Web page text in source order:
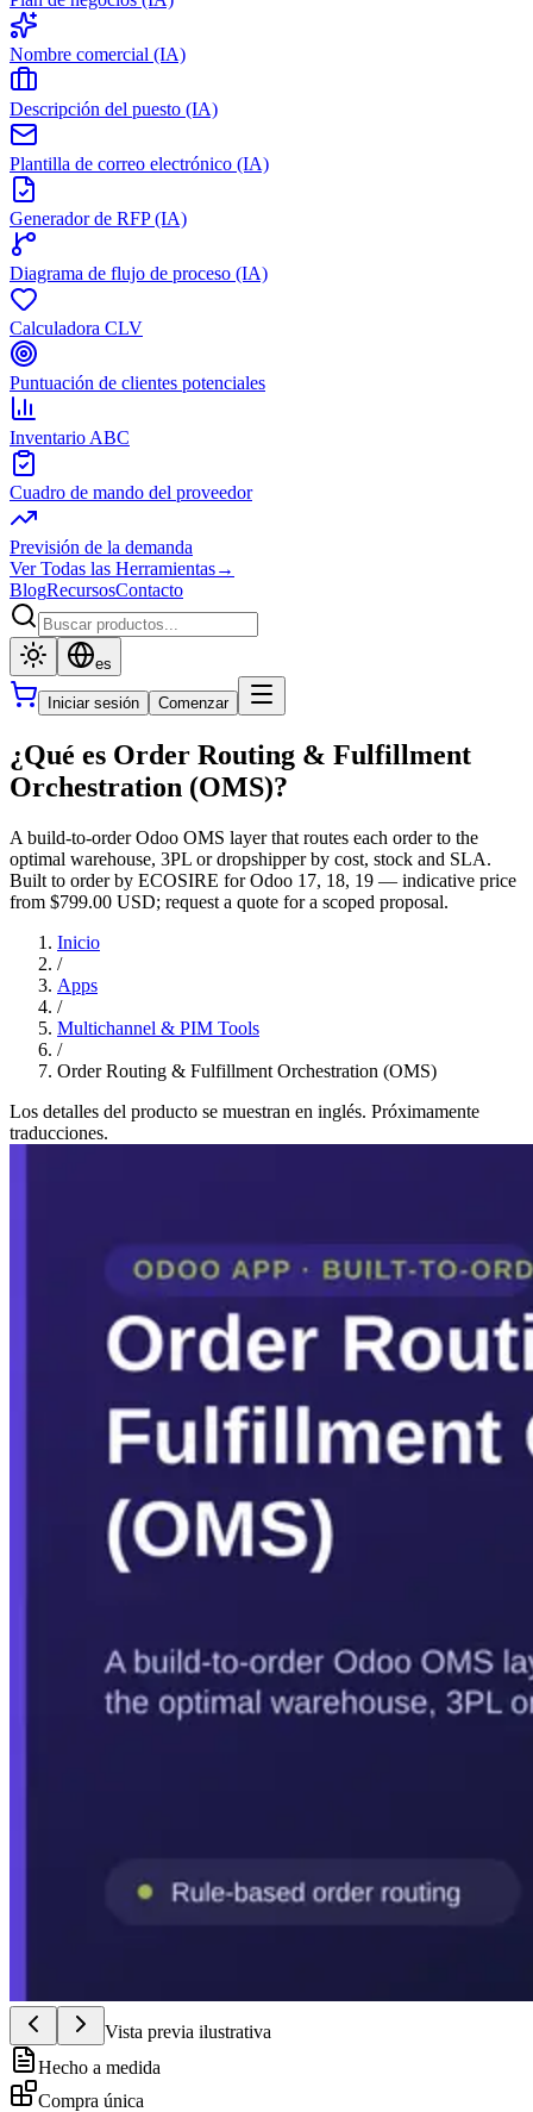
Nombre comercial (IA)
Descripción del puesto (IA)
Plantilla de correo electrónico (IA)
Generador de RFP (IA)
Diagrama de flujo de proceso (IA)
Calculadora CLV
Puntuación de clientes potenciales
Inventario ABC
Cuadro de mando del proveedor
Previsión de la demanda
Ver Todas las Herramientas→
BlogRecursosContacto
es
Iniciar sesión Comenzar
¿Qué es Order Routing & Fulfillment
Orchestration (OMS)?
A build-to-order Odoo OMS layer that routes each order to the
optimal warehouse, 3PL or dropshipper by cost, stock and SLA.
Built to order by ECOSIRE for Odoo 17, 18, 19 — indicative price
from $799.00 USD; request a quote for a scoped proposal.
Inicio
/
Apps
/
Multichannel & PIM Tools
/
Order Routing & Fulfillment Orchestration (OMS)
Los detalles del producto se muestran en inglés. Próximamente
traducciones.
Vista previa ilustrativa
Hecho a medida
Compra única